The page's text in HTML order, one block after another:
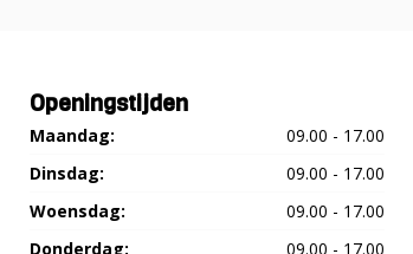
Openingstijden
Maandag:
09.00 - 17.00
Dinsdag:
09.00 - 17.00
Woensdag:
09.00 - 17.00
Donderdag:
09.00 - 17.00